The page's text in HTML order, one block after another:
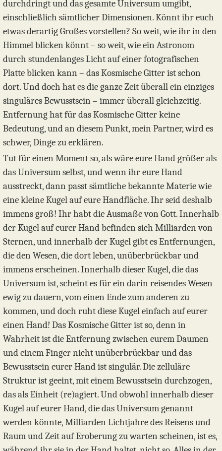
durchdringt und das gesamte Universum umgibt,
einschließlich sämtlicher Dimensionen. Könnt ihr euch
etwas derartig Großes vorstellen? So weit, wie ihr in den
Himmel blicken könnt – so weit, wie ein Astronom
durch stundenlanges Licht auf einer fotografischen
Platte blicken kann – das Kosmische Gitter ist schon
dort. Und doch hat es die ganze Zeit überall ein einziges
singuläres Bewusstsein – immer überall gleichzeitig.
Entfernung hat für das Kosmische Gitter keine
Bedeutung, und an diesem Punkt, mein Partner, wird es
schwer, Dinge zu erklären.
Tut für einen Moment so, als wäre eure Hand größer als
das Universum selbst, und wenn ihr eure Hand
ausstreckt, dann passt sämtliche bekannte Materie wie
eine kleine Kugel auf eure Handfläche. Ihr seid deshalb
immens groß! Ihr habt die Ausmaße von Gott. Innerhalb
der Kugel auf eurer Hand befinden sich Milliarden von
Sternen, und innerhalb der Kugel gibt es Entfernungen,
die den Wesen, die dort leben, unüberbrückbar und
immens erscheinen. Innerhalb dieser Kugel, die das
Universum ist, scheint es für ein darin reisendes Wesen
ewig zu dauern, vom einen Ende zum anderen zu
kommen, und doch ruht diese Kugel einfach auf eurer
einen Hand! Das Kosmische Gitter ist so, denn in
Wahrheit ist die Entfernung zwischen eurem Daumen
und einem Finger nicht unüberbrückbar und das
Bewusstsein eurer Hand ist singulär. Die zelluläre
Struktur ist geeint, mit einem Bewusstsein durchzogen,
das als Einheit (re)agiert. Und obwohl innerhalb dieser
Kugel auf eurer Hand, die das Universum genannt
werden könnte, Milliarden Lichtjahre des Reisens und
Raum und Zeit auf Eroberung zu warten scheinen, ist es,